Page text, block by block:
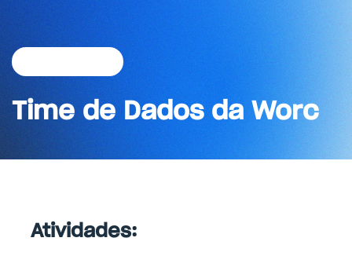
Time de Dados da Worc
Atividades: